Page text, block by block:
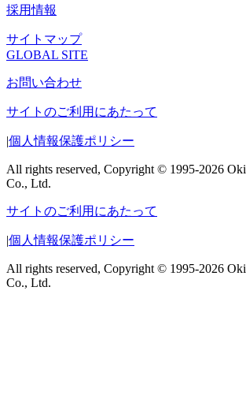
採用情報
サイトマップ
GLOBAL SITE
お問い合わせ
サイトのご利用にあたって
|個人情報保護ポリシー
All rights reserved, Copyright © 1995-2026
Co., Ltd.
サイトのご利用にあたって
|個人情報保護ポリシー
All rights reserved, Copyright © 1995-2026
Co., Ltd.